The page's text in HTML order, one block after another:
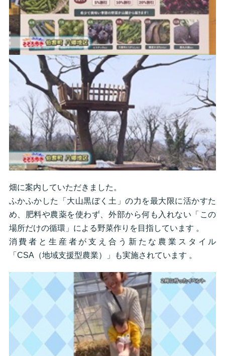
畑に案内していただきました。
ふかふかした「大山黒ぼく土」の力を最大限に活かすた
め、肥料や農薬を使わず、外部から何も入れない「この
場所だけの循環」による野菜作りを目指しています 。
消費者と生産者が支え合う新たな農業スタイル
「CSA（地域支援型農業）」も実施されています 。